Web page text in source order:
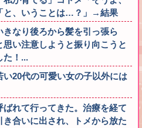
と、いうことは…？」→結果
なり後ろから髪を引っ張ら
い注意しようと振り向こうと
た！...
20代の可愛い女の子以外には
れて行ってきた。治療を経て
合いに出され、トメから放た